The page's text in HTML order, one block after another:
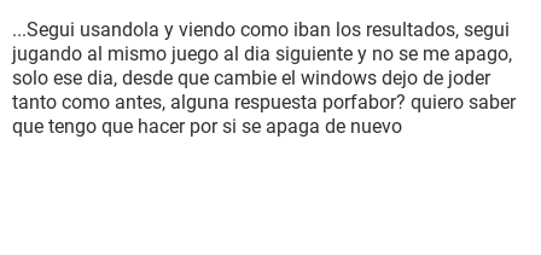
...Segui usandola y viendo como iban los resultados, segui
jugando al mismo juego al dia siguiente y no se me apago,
solo ese dia, desde que cambie el windows dejo de joder
tanto como antes, alguna respuesta porfabor? quiero saber
que tengo que hacer por si se apaga de nuevo